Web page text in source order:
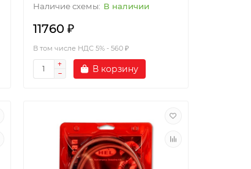
В наличии
11760 ₽
В том числе НДС 5% - 560 ₽
В корзину